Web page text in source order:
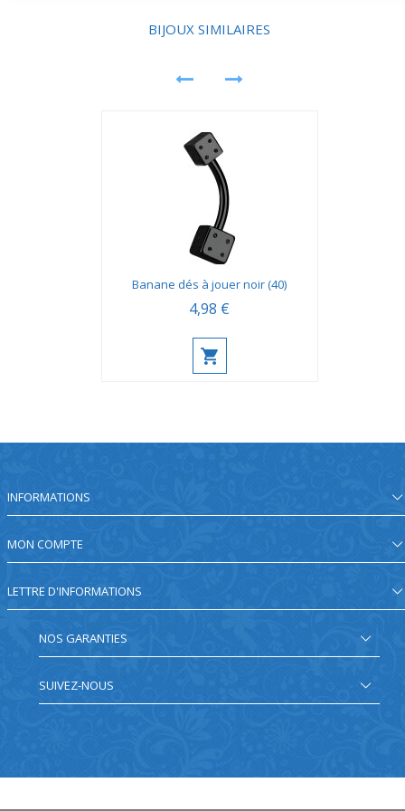
BIJOUX SIMILAIRES
Banane dés à jouer noir (40)
4,98 €
INFORMATIONS
MON COMPTE
LETTRE D'INFORMATIONS
NOS GARANTIES
SUIVEZ-NOUS